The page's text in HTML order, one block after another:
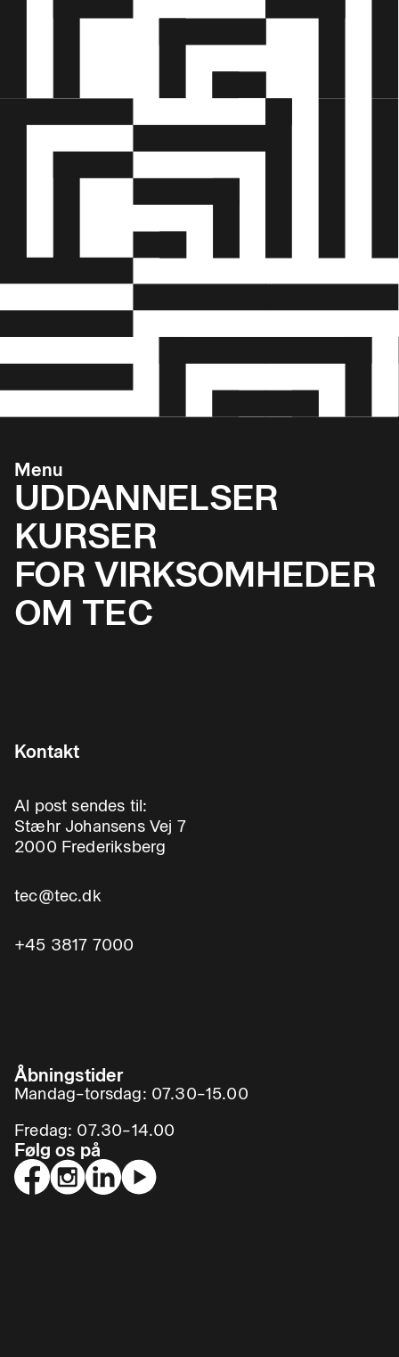
Menu
UDDANNELSER
KURSER
FOR VIRKSOMHEDER
OM TEC
Kontakt
Al post sendes til:
Stæhr Johansens Vej 7
2000 Frederiksberg
tec@tec.dk
+45 3817 7000
Åbningstider
Mandag–torsdag: 07.30–15.00
Fredag: 07.30–14.00
Følg os på